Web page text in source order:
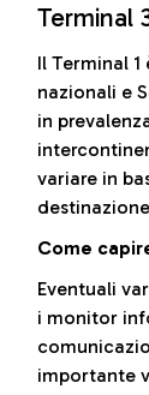
Terminal
Il Terminal
nazionali e
in
variare in
Come
Eventuali
i monitor
importante